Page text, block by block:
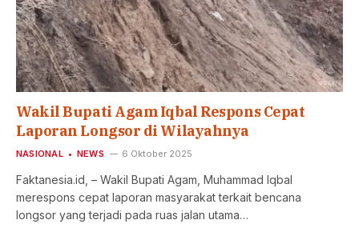
Wakil Bupati Agam Iqbal Respons Cepat
Laporan Longsor di Wilayahnya
NASIONAL NEWS 6 Oktober 2025
Faktanesia.id, – Wakil Bupati Agam, Muhammad Iqbal
merespons cepat laporan masyarakat terkait bencana
longsor yang terjadi pada ruas jalan utama…